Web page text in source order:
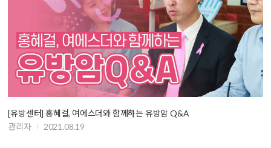
[유방센터] 홍혜걸, 여에스더와 함께하는 유방암 Q&A
관리자
2021.08.19